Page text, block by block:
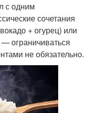
с одним
сочетания
+ огурец) или
ограничиваться
не обязательно.